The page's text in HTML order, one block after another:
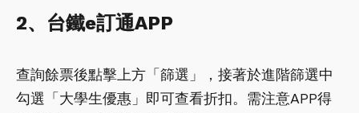
2、台鐵e訂通APP
查詢餘票後點擊上方「篩選」，接著於進階篩選中
勾選「大學生優惠」即可查看折扣。需注意APP得